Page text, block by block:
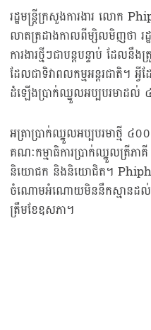
រដ្ឋមន្ត្រីក្រសួងការងារ លោក
លាតត្រដាងកាលពីម្សិលមិញថា រដ្
ការងារថ្មីៗជាបន្តបន្ទាប់ ដែលនឹ
ដែលជាទិវាពលកម្មអន្តរជាតិ។
ដំឡើងប្រាក់ឈ្នួលអប្បបរមាដល់
អត្រាប្រាក់ឈ្នួលអប្បបរមាថ្មី ៤
គណៈកម្មាធិការប្រាក់ឈ្នួលត្រីភ
និយោជក និងនិយោជិត។
ចំណោមអំណោយមិននឹកស្មានដល់មួ
ត្រឹមខែឧសភា។